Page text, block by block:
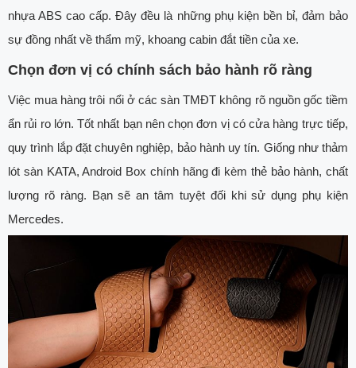
nhựa ABS cao cấp. Đây đều là những phụ kiện bền bỉ, đảm bảo
sự đồng nhất về thẩm mỹ, khoang cabin đắt tiền của xe.
Chọn đơn vị có chính sách bảo hành rõ ràng
Việc mua hàng trôi nổi ở các sàn TMĐT không rõ nguồn gốc tiềm
ẩn rủi ro lớn. Tốt nhất bạn nên chọn đơn vị có cửa hàng trực tiếp,
quy trình lắp đặt chuyên nghiệp, bảo hành uy tín. Giống như thảm
lót sàn KATA, Android Box chính hãng đi kèm thẻ bảo hành, chất
lượng rõ ràng. Bạn sẽ an tâm tuyệt đối khi sử dụng phụ kiện
Mercedes.